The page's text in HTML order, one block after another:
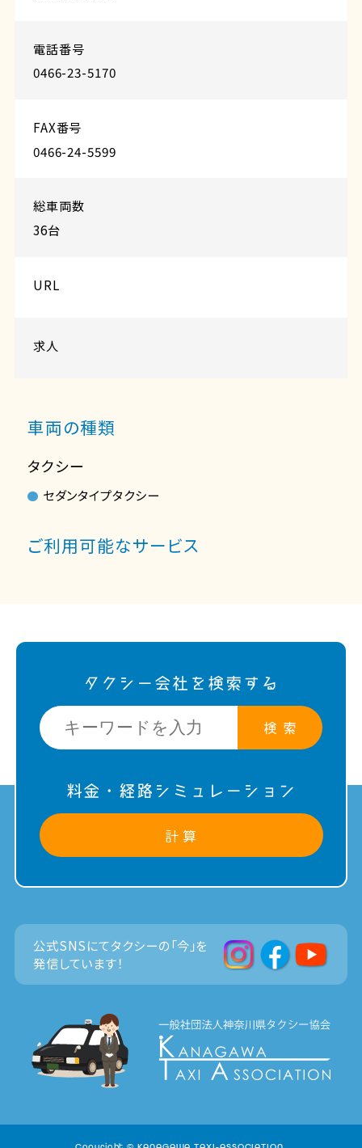
電話番号
0466-23-5170
FAX番号
0466-24-5599
総車両数
36台
URL
求人
車両の種類
タクシー
セダンタイプタクシー
ご利用可能なサービス
タクシー会社を検索する
検 索
料金・経路シミュレーション
計 算
公式SNSにてタクシーの「今」を
発信しています！